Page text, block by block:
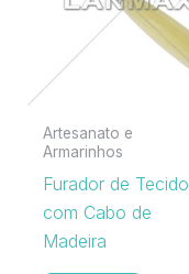
Artesanato e
Armarinhos
Furador de Tecido
com Cabo de
Madeira